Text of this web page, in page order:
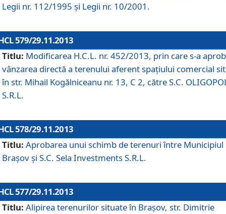
Legii nr. 112/1995 şi Legii nr. 10/2001.
579/29.11.2013
Titlu: Modificarea H.C.L. nr. 452/2013, prin care s-a
vânzarea directă a terenului aferent spaţiului comercial
în str. Mihail Kogălniceanu nr. 13, C 2, către S.C.
S.R.L.
578/29.11.2013
Titlu: Aprobarea unui schimb de terenuri între Municipiul
Braşov şi S.C. Sela Investments S.R.L.
577/29.11.2013
Titlu: Alipirea terenurilor situate în Braşov, str. Dimitrie